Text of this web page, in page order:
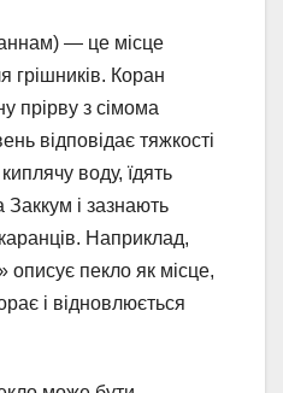
— це місце
грішників. Коран
прірву з сімома
відповідає тяжкості
воду, їдять
і зазнають
Наприклад,
описує пекло як місце,
і відновлюється